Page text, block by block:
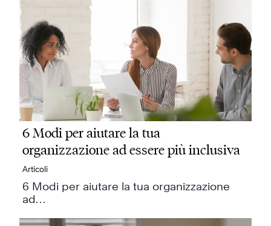
6 Modi per aiutare la tua
organizzazione ad essere più inclusiva
Articoli
6 Modi per aiutare la tua organizzazione
ad…